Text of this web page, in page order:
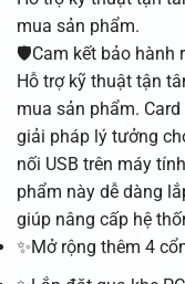
mua sản phẩm.
🛡️Cam kết bảo hành
Hỗ trợ kỹ thuật tận
mua sản phẩm. Card
giải pháp lý tưởng
nối USB trên máy
phẩm này dễ dàng
giúp nâng cấp hệ
✨Mở rộng thêm 4